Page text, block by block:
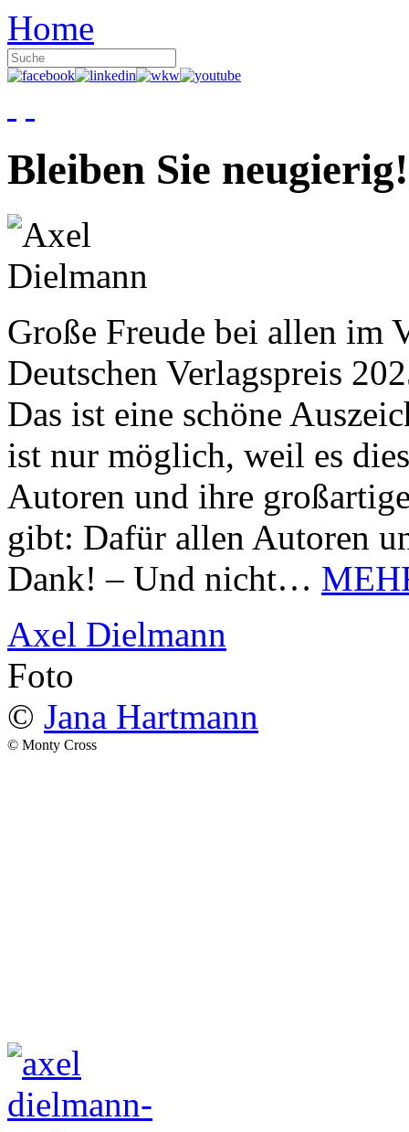
Home
Bleiben Sie neugierig!
Große Freude bei allen im
Deutschen Verlagspreis
Das ist eine schöne
ist nur möglich, weil es
Autoren und ihre
gibt: Dafür allen Autoren
Dank! – Und nicht…
Axel Dielmann
Foto
© Jana Hartmann
© Monty Cross